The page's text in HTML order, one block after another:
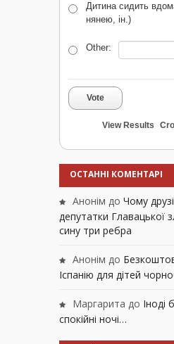
Дитина сидить
нянею, ін.)
Other:
Vote
View Results
ОСТАННІ КОМЕНТАРІ
Анонім до Чому
депутатки Главацької
сину три ребра
Анонім до
Іспанію для дітей
Маргарита до Іноді
спокійні ночі…